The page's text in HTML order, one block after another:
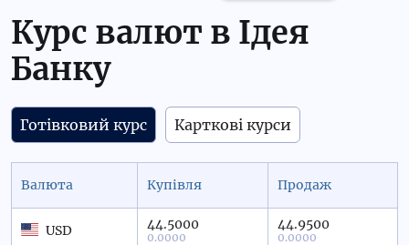
Курс валют в Ідея
Банку
Готівковий курс Карткові курси
Валюта Купівля Продаж
USD 44.5000
0.0000
44.9500
0.0000